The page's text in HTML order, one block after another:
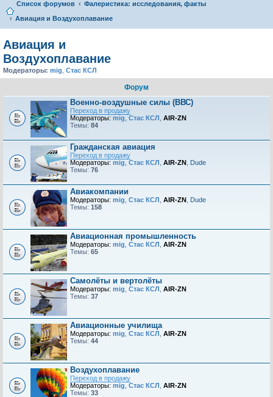
Список форумов
Фалеристика: исследования, факты
Авиация и Воздухоплавание
Авиация и
Воздухоплавание
Модераторы: mig Стас КСЛ
Форум
Военно-воздушные силы (ВВС)
Переход в продажу
Модераторы: mig Стас КСЛ AIR-ZN
Темы: 84
Гражданская авиация
Переход в продажу
Модераторы: mig Стас КСЛ AIR-ZN Dude
Темы: 76
Авиакомпании
Модераторы: mig Стас КСЛ AIR-ZN Dude
Темы: 158
Авиационная промышленность
Модераторы: mig Стас КСЛ AIR-ZN
Темы: 65
Самолёты и вертолёты
Модераторы: mig Стас КСЛ AIR-ZN
Темы: 37
Авиационные училища
Модераторы: mig Стас КСЛ AIR-ZN
Темы: 44
Воздухоплавание
Переход в продажу
Модераторы: mig Стас КСЛ AIR-ZN
Темы: 33